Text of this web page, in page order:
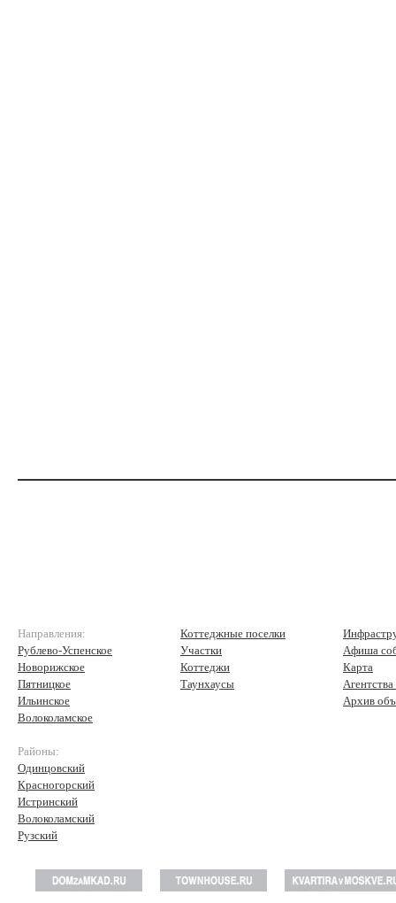
Направления:
Рублево-Успенское
Новорижское
Пятницкое
Ильинское
Волоколамское
Районы:
Одинцовский
Красногорский
Истринский
Волоколамский
Рузский
Коттеджные поселки
Участки
Коттеджи
Таунхаусы
Афиша
Карта
Архив